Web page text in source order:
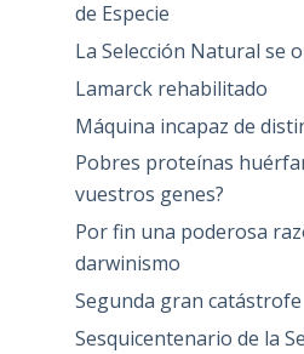
de Especie
La Selección Natural se
Lamarck rehabilitado
Máquina incapaz de
Pobres proteínas
vuestros genes?
Por fin una poderosa
darwinismo
Segunda gran catástrofe
Sesquicentenario de la